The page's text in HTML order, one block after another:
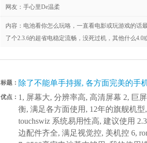
网友： 手心里De温柔
内容：电池看你怎么玩咯，一直看电影或玩游戏的话
了个2.3.6的超省电稳定流畅，没死过机，其他什么4.0
标题： 除了不能单手持握, 各方面完美的手
优点： 1, 屏幕大, 分辨率高, 高清屏幕 2, 巨
衡, 满足各方面使用, 12年的旗舰机
touchswiz 系统易用性高, 建议使用
边配件齐全, 满足视觉控, 美机控 6,